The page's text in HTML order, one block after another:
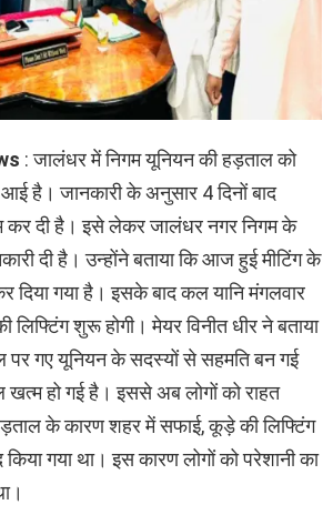
: जालंधर में निगम यूनियन की हड़ताल को
है। जानकारी के अनुसार 4 दिनों बाद
कर दी है। इसे लेकर जालंधर नगर निगम के
दी है। उन्होंने बताया कि आज हुई मीटिंग के
दिया गया है। इसके बाद कल यानि मंगलवार
लिफ्टिंग शुरू होगी। मेयर विनीत धीर ने बताया
पर गए यूनियन के सदस्यों से सहमति बन गई
हो गई है। इससे अब लोगों को राहत
के कारण शहर में सफाई, कूड़े की लिफ्टिंग
गया था। इस कारण लोगों को परेशानी का